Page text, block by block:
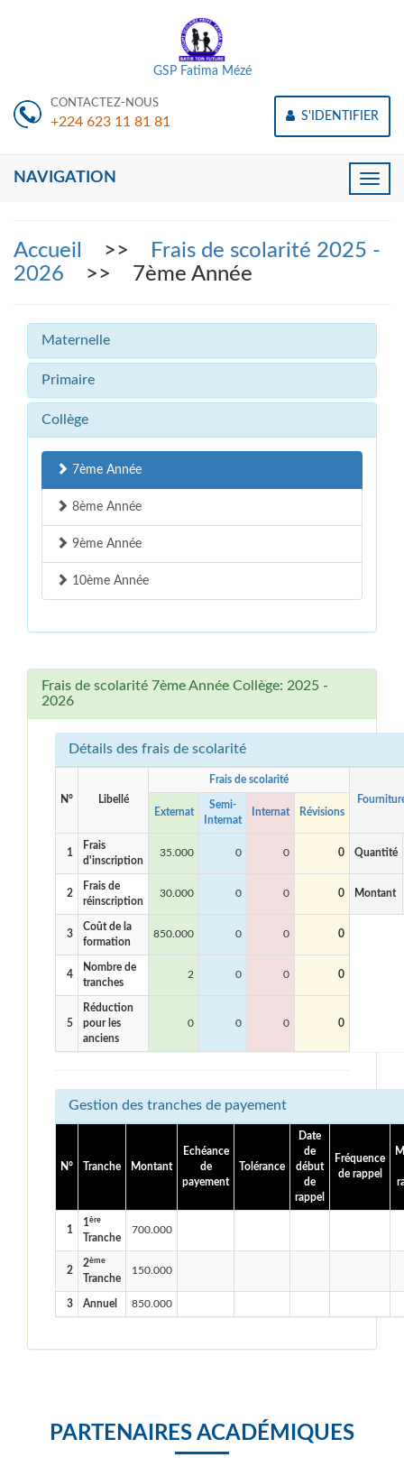
GSP Fatima Mézé
CONTACTEZ-NOUS
+224 623 11 81 81 S'IDENTIFIER
Toggle
NAVIGATION
Accueil >>
Frais de scolarité 2025 -
2026
>> 7ème Année
Maternelle
Primaire
Collège
7ème Année
8ème Année
9ème Année
10ème Année
Frais de scolarité 7ème Année Collège: 2025 -
2026
Détails des frais de scolarité
N° Libellé
Frais de scolarité
Externat
Semi-
Internat
Internat Révisions
1
Frais
d'inscription
35.000 0 0 0 Quantité
2
Frais de
réinscription
30.000 0 0 0 Montant
3
Coût de la
formation
850.000 0 0 0
4
Nombre de
tranches
2 0 0 0
5
Réduction
pour les
anciens
0 0 0 0
Gestion des tranches de payement
N° Tranche Montant
Echéance
de
payement
Tolérance
Date
de
début
de
rappel
Fréquence
de rappel
1
1ère
Tranche
700.000
2
2ème
Tranche
150.000
3 Annuel 850.000
PARTENAIRES ACADÉMIQUES